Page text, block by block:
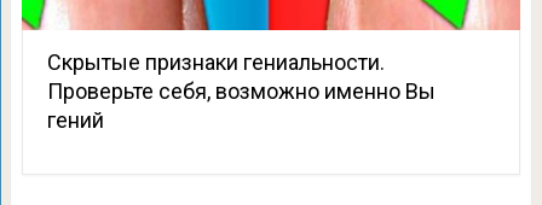
Скрытые признаки гениальности.
Проверьте себя, возможно именно Вы
гений